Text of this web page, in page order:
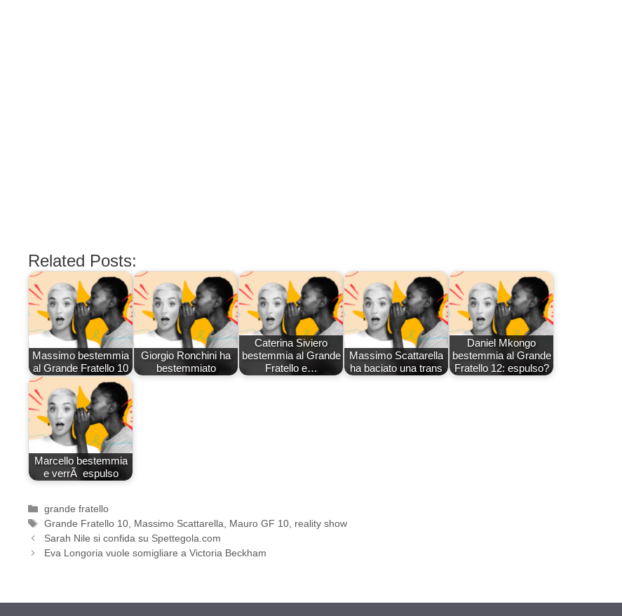
Related Posts:
Massimo bestemmia
al Grande Fratello 10
Giorgio Ronchini ha
bestemmiato
Caterina Siviero
bestemmia al Grande
Fratello e…
Massimo Scattarella
ha baciato una trans
Daniel Mkongo
bestemmia al Grande
Fratello 12: espulso?
Marcello bestemmia
e verrÃ espulso
Categorie
grande fratello
Tag
Grande Fratello 10, Massimo Scattarella, Mauro GF 10, reality show
Sarah Nile si confida su Spettegola.com
Eva Longoria vuole somigliare a Victoria Beckham